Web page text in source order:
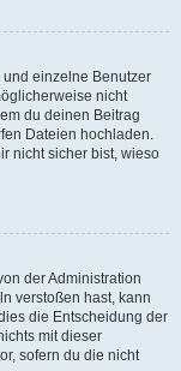
einzelne Benutzer
nicht
du deinen Beitrag
Dateien hochladen.
nicht sicher bist, wieso
der Administration
verstoßen hast, kann
die Entscheidung der
mit dieser
sofern du die nicht